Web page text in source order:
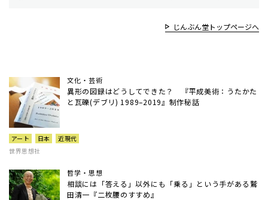
じんぶん堂トップページへ
文化・芸術
異形の図録はどうしてできた？ 『平成美術：うたかた
と瓦礫(デブリ) 1989–2019』制作秘話
アート 日本
近現代
世界思想社
哲学・思想
相談には「答える」以外にも「乗る」という手がある――鷲
田清一『二枚腰のすすめ』